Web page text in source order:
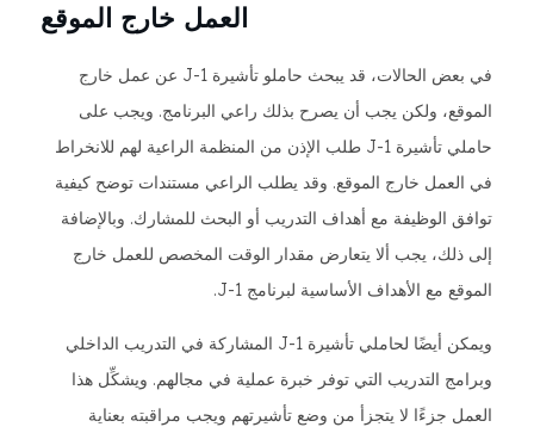
العمل خارج الموقع
في بعض الحالات، قد يبحث حاملو تأشيرة J-1 عن عمل خارج
الموقع، ولكن يجب أن يصرح بذلك راعي البرنامج. ويجب على
حاملي تأشيرة J-1 طلب الإذن من المنظمة الراعية لهم للانخراط
في العمل خارج الموقع. وقد يطلب الراعي مستندات توضح كيفية
توافق الوظيفة مع أهداف التدريب أو البحث للمشارك. وبالإضافة
إلى ذلك، يجب ألا يتعارض مقدار الوقت المخصص للعمل خارج
الموقع مع الأهداف الأساسية لبرنامج J-1.
ويمكن أيضًا لحاملي تأشيرة J-1 المشاركة في التدريب الداخلي
وبرامج التدريب التي توفر خبرة عملية في مجالهم. ويشكِّل هذا
العمل جزءًا لا يتجزأ من وضع تأشيرتهم ويجب مراقبته بعناية